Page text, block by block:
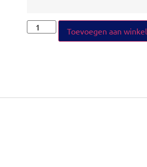
Toevoegen aan